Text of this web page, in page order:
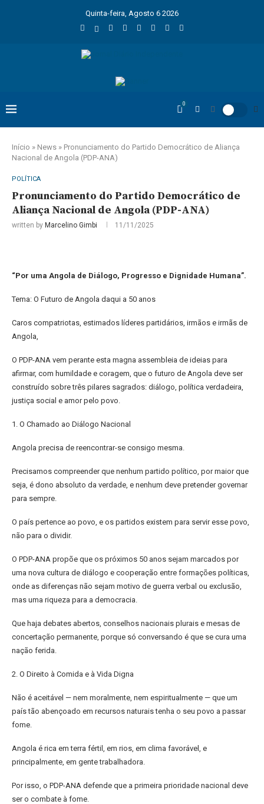
Quinta-feira, Agosto 6 2026
0
Início » News » Pronunciamento do Partido Democrático de Aliança
Nacional de Angola (PDP-ANA)
POLÍTICA
Pronunciamento do Partido Democrático de
Aliança Nacional de Angola (PDP-ANA)
written by Marcelino Gimbi 11/11/2025
“Por uma Angola de Diálogo, Progresso e Dignidade Humana”.
Tema: O Futuro de Angola daqui a 50 anos
Caros compatriotas, estimados líderes partidários, irmãos e irmãs de
Angola,
O PDP-ANA vem perante esta magna assembleia de ideias para
afirmar, com humildade e coragem, que o futuro de Angola deve ser
construído sobre três pilares sagrados: diálogo, política verdadeira,
justiça social e amor pelo povo.
1. O Chamado ao Diálogo Nacional
Angola precisa de reencontrar-se consigo mesma.
Precisamos compreender que nenhum partido político, por maior que
seja, é dono absoluto da verdade, e nenhum deve pretender governar
para sempre.
O país pertence ao povo, e os partidos existem para servir esse povo,
não para o dividir.
O PDP-ANA propõe que os próximos 50 anos sejam marcados por
uma nova cultura de diálogo e cooperação entre formações políticas,
onde as diferenças não sejam motivo de guerra verbal ou exclusão,
mas uma riqueza para a democracia.
Que haja debates abertos, conselhos nacionais plurais e mesas de
concertação permanente, porque só conversando é que se cura uma
nação ferida.
2. O Direito à Comida e à Vida Digna
Não é aceitável — nem moralmente, nem espiritualmente — que um
país tão abençoado em recursos naturais tenha o seu povo a passar
fome.
Angola é rica em terra fértil, em rios, em clima favorável, e
principalmente, em gente trabalhadora.
Por isso, o PDP-ANA defende que a primeira prioridade nacional deve
ser o combate à fome.